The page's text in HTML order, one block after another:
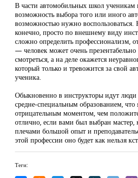
В части автомобильных школ ученикам
возможность выбора того или иного
возможностью нужно воспользоваться.
конечно, просто по внешнему виду
сложно определить профессионализм,
— человек может очень
смотреться, а на деле окажется
который только и тревожится за свой
ученика.
Обыкновенно в инструкторы идут
средне-специальным образованием, что
отрицательным моментом, чем
отлично, если вами был выбран мастер,
плечами большой опыт и
этой профессии оно будет как нельзя
Теги: